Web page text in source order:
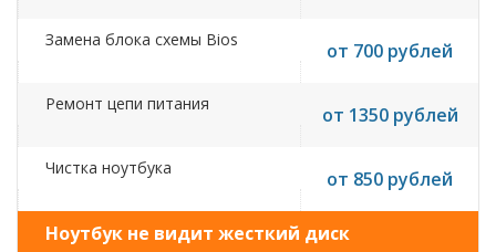
Замена блока схемы Bios от 700 рублей
Ремонт цепи питания от 1350 рублей
Чистка ноутбука от 850 рублей
Ноутбук не видит жесткий диск